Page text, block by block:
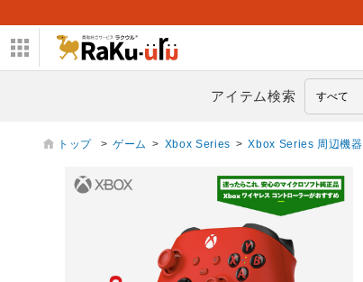
アイテム検索
トップ > ゲーム > Xbox Series > Xbox Series 周辺機器